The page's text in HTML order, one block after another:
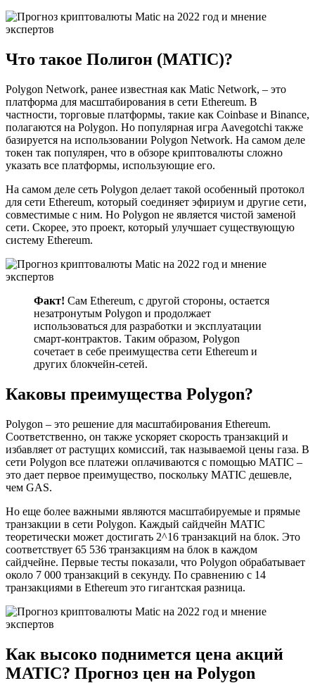
Что такое Полигон (MATIC)?
Polygon Network, ранее известная как Matic Network, – это
платформа для масштабирования в сети Ethereum. В
частности, торговые платформы, такие как Coinbase и Binance,
полагаются на Polygon. Но популярная игра Aavegotchi также
базируется на использовании Polygon Network. На самом деле
токен так популярен, что в обзоре криптовалюты сложно
указать все платформы, использующие его.
На самом деле сеть Polygon делает такой особенный протокол
для сети Ethereum, который соединяет эфириум и другие сети,
совместимые с ним. Но Polygon не является чистой заменой
сети. Скорее, это проект, который улучшает существующую
систему Ethereum.
Факт! Сам Ethereum, с другой стороны, остается
незатронутым Polygon и продолжает
использоваться для разработки и эксплуатации
смарт-контрактов. Таким образом, Polygon
сочетает в себе преимущества сети Ethereum и
других блокчейн-сетей.
Каковы преимущества Polygon?
Polygon – это решение для масштабирования Ethereum.
Соответственно, он также ускоряет скорость транзакций и
избавляет от растущих комиссий, так называемой цены газа. В
сети Polygon все платежи оплачиваются с помощью MATIC –
это дает первое преимущество, поскольку MATIC дешевле,
чем GAS.
Но еще более важными являются масштабируемые и прямые
транзакции в сети Polygon. Каждый сайдчейн MATIC
теоретически может достигать 2^16 транзакций на блок. Это
соответствует 65 536 транзакциям на блок в каждом
сайдчейне. Первые тесты показали, что Polygon обрабатывает
около 7 000 транзакций в секунду. По сравнению с 14
транзакциями в Ethereum это гигантская разница.
Как высоко поднимется цена акций
MATIC? Прогноз цен на Polygon